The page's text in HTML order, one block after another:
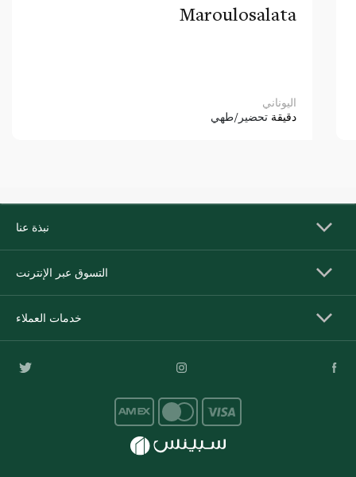
Maroulosalata
اليوناني
دقيقة تحضير/طهي
نبذة عنا
التسوق عبر الإنترنت
خدمات العملاء